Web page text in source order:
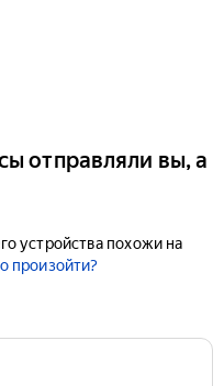
отправляли вы, а
устройства похожи на
произойти?